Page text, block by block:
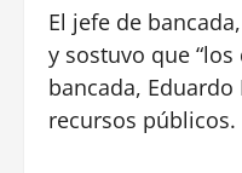
El jefe de
y sostuvo que
bancada,
recursos públicos.